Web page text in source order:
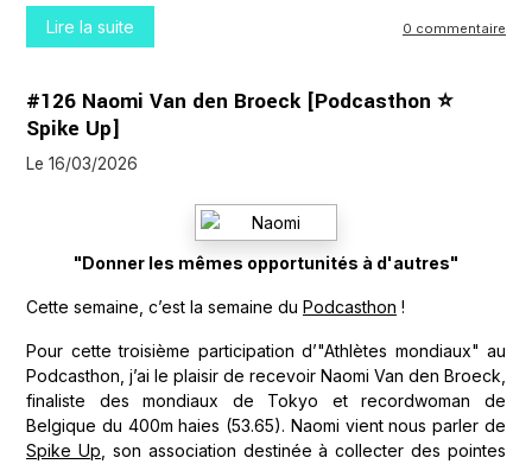
Lire la suite 0 commentaire
#126 Naomi Van den Broeck [Podcasthon ⭐
Spike Up]
Le 16/03/2026
"Donner les mêmes opportunités à d'autres"
Cette semaine, c’est la semaine du Podcasthon !
Pour cette troisième participation d’"Athlètes mondiaux" au
Podcasthon, j’ai le plaisir de recevoir Naomi Van den Broeck,
finaliste des mondiaux de Tokyo et recordwoman de
Belgique du 400m haies (53.65). Naomi vient nous parler de
Spike Up , son association destinée à collecter des pointes